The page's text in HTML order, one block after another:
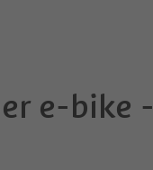
e-bike -